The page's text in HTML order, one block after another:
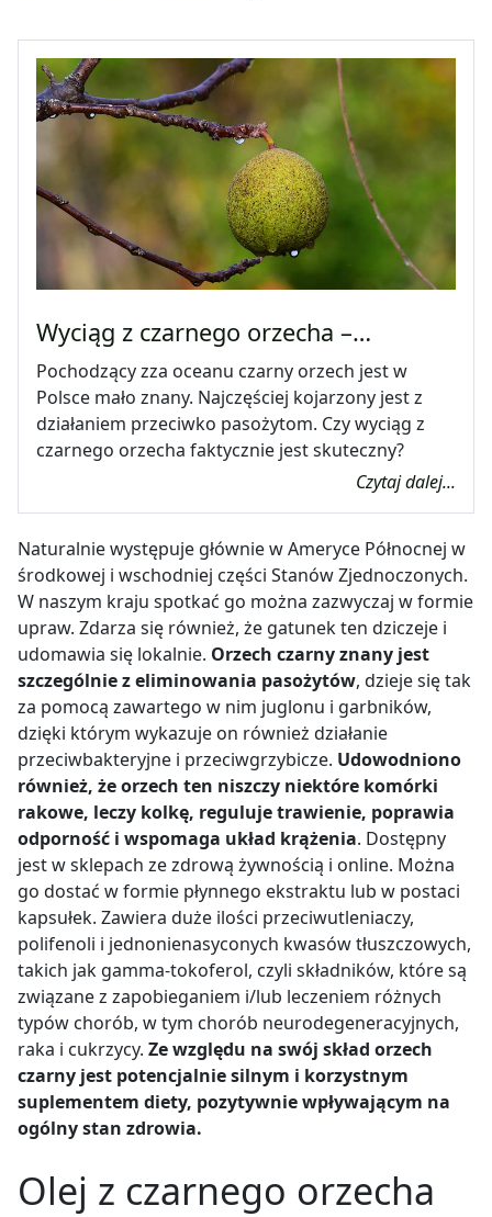
Wyciąg z czarnego orzecha –…
Pochodzący zza oceanu czarny orzech jest w
Polsce mało znany. Najczęściej kojarzony jest z
działaniem przeciwko pasożytom. Czy wyciąg z
czarnego orzecha faktycznie jest skuteczny?
Czytaj dalej...
Naturalnie występuje głównie w Ameryce Północnej w
środkowej i wschodniej części Stanów Zjednoczonych.
W naszym kraju spotkać go można zazwyczaj w formie
upraw. Zdarza się również, że gatunek ten dziczeje i
udomawia się lokalnie. Orzech czarny znany jest
szczególnie z eliminowania pasożytów, dzieje się tak
za pomocą zawartego w nim juglonu i garbników,
dzięki którym wykazuje on również działanie
przeciwbakteryjne i przeciwgrzybicze. Udowodniono
również, że orzech ten niszczy niektóre komórki
rakowe, leczy kolkę, reguluje trawienie, poprawia
odporność i wspomaga układ krążenia. Dostępny
jest w sklepach ze zdrową żywnością i online. Można
go dostać w formie płynnego ekstraktu lub w postaci
kapsułek. Zawiera duże ilości przeciwutleniaczy,
polifenoli i jednonienasyconych kwasów tłuszczowych,
takich jak gamma-tokoferol, czyli składników, które są
związane z zapobieganiem i/lub leczeniem różnych
typów chorób, w tym chorób neurodegeneracyjnych,
raka i cukrzycy. Ze względu na swój skład orzech
czarny jest potencjalnie silnym i korzystnym
suplementem diety, pozytywnie wpływającym na
ogólny stan zdrowia.
Olej z czarnego orzecha